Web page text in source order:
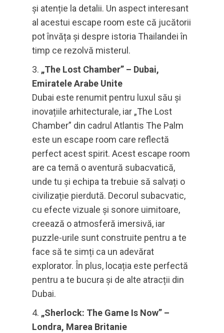
și atenție la detalii. Un aspect interesant
al acestui escape room este că jucătorii
pot învăța și despre istoria Thailandei în
timp ce rezolvă misterul.
„The Lost Chamber” – Dubai,
Emiratele Arabe Unite
Dubai este renumit pentru luxul său și
inovațiile arhitecturale, iar „The Lost
Chamber” din cadrul Atlantis The Palm
este un escape room care reflectă
perfect acest spirit. Acest escape room
are ca temă o aventură subacvatică,
unde tu și echipa ta trebuie să salvați o
civilizație pierdută. Decorul subacvatic,
cu efecte vizuale și sonore uimitoare,
creează o atmosferă imersivă, iar
puzzle-urile sunt construite pentru a te
face să te simți ca un adevărat
explorator. În plus, locația este perfectă
pentru a te bucura și de alte atracții din
Dubai.
„Sherlock: The Game Is Now” –
Londra, Marea Britanie